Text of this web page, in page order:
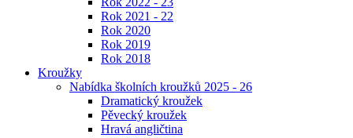
Rok 2021 - 22
Rok 2020
Rok 2019
Rok 2018
Kroužky
Nabídka školních kroužků 2025 - 26
Dramatický kroužek
Pěvecký kroužek
Hravá angličtina